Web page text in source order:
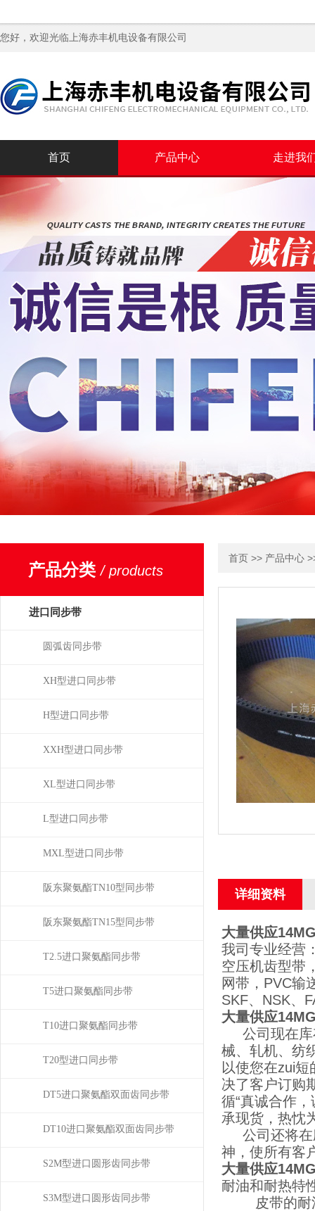
您好，欢迎光临上海赤丰机电设备有限公司
首页 产品中心 走进我
产品分类/ products
进口同步带
圆弧齿同步带
XH型进口同步带
H型进口同步带
XXH型进口同步带
XL型进口同步带
L型进口同步带
MXL型进口同步带
阪东聚氨酯TN10型同步带
阪东聚氨酯TN15型同步带
T2.5进口聚氨酯同步带
T5进口聚氨酯同步带
T10进口聚氨酯同步带
T20型进口同步带
DT5进口聚氨酯双面齿同步带
DT10进口聚氨酯双面齿同步带
S2M型进口圆形齿同步带
S3M型进口圆形齿同步带
首页 >> 产品中心
详细资料
大量供应
我司专业经营
空压机齿型带
网带，PVC输
SKF、NSK、
大量供应
公司现在库
械、轧机、纺
以使您在zui
决了客户订购
循“真诚合作
承现货，热忱
公司还将在
神，使所有客
大量供应
耐油和耐热特
皮带的耐油